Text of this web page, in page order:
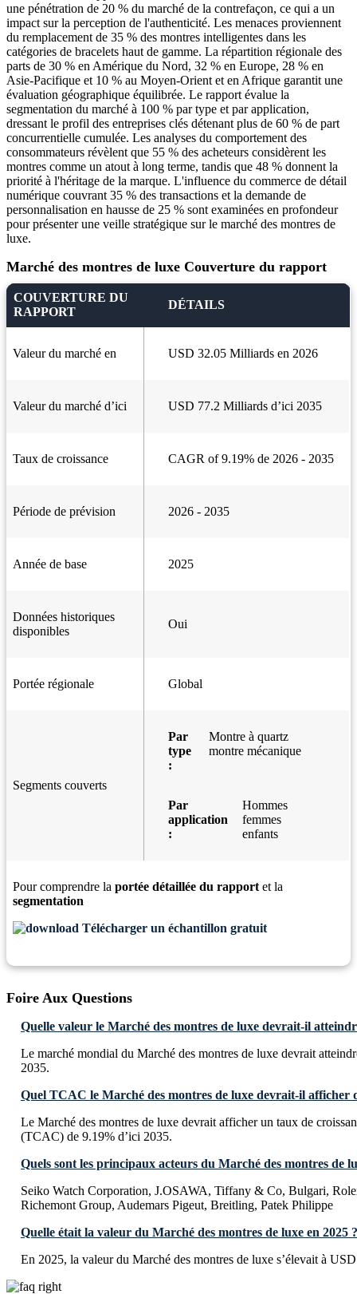
une pénétration de 20 % du marché de la contrefaçon, ce qui a un
impact sur la perception de l'authenticité. Les menaces proviennent
du remplacement de 35 % des montres intelligentes dans les
catégories de bracelets haut de gamme. La répartition régionale des
parts de 30 % en Amérique du Nord, 32 % en Europe, 28 % en
Asie-Pacifique et 10 % au Moyen-Orient et en Afrique garantit une
évaluation géographique équilibrée. Le rapport évalue la
segmentation du marché à 100 % par type et par application,
dressant le profil des entreprises clés détenant plus de 60 % de part
concurrentielle cumulée. Les analyses du comportement des
consommateurs révèlent que 55 % des acheteurs considèrent les
montres comme un atout à long terme, tandis que 48 % donnent la
priorité à l'héritage de la marque. L'influence du commerce de détail
numérique couvrant 35 % des transactions et la demande de
personnalisation en hausse de 25 % sont examinées en profondeur
pour présenter une veille stratégique sur le marché des montres de
luxe.
Marché des montres de luxe Couverture du rapport
COUVERTURE DU
RAPPORT
DÉTAILS
Valeur du marché en USD 32.05 Milliards en 2026
Valeur du marché d’ici USD 77.2 Milliards d’ici 2035
Taux de croissance CAGR of 9.19% de 2026 - 2035
Période de prévision 2026 - 2035
Année de base 2025
Données historiques
disponibles
Oui
Portée régionale Global
Segments couverts
Par
type
:
Montre à quartz
montre mécanique
Par
application
:
Hommes
femmes
enfants
Pour comprendre la portée détaillée du rapport et la
segmentation
Télécharger un échantillon gratuit
Foire Aux Questions
Quelle valeur le Marché des montres de luxe devrait-il
Le marché mondial du Marché des montres de luxe devrait
2035.
Quel TCAC le Marché des montres de luxe devrait-il afficher
Le Marché des montres de luxe devrait afficher un taux de
(TCAC) de 9.19% d’ici 2035.
Quels sont les principaux acteurs du Marché des montres de
Seiko Watch Corporation, J.OSAWA, Tiffany & Co, Bulgari,
Richemont Group, Audemars Pigeut, Breitling, Patek Philippe
Quelle était la valeur du Marché des montres de luxe en 2025 ?
En 2025, la valeur du Marché des montres de luxe s’élevait à